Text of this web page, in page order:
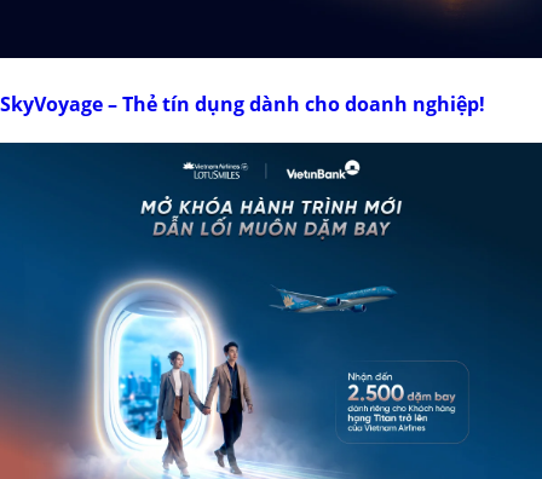
SkyVoyage – Thẻ tín dụng dành cho doanh nghiệp!